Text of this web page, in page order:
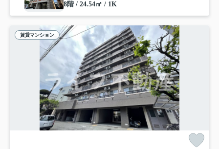
8階 / 24.54㎡ / 1K
賃貸マンション